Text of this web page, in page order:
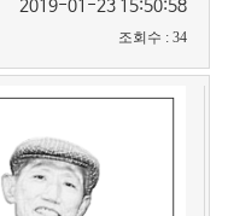
2019-01-23 15:50:58
조회수 : 34